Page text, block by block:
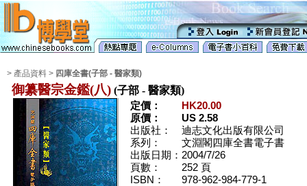
> 產品資料 > 四庫全書(子部 - 醫家類)
御纂醫宗金鑑(八) (子部 - 醫家類)
定價：
HK20.00
原價：
US 2.58
出版社：
迪志文化出版有限公司
系列：
文淵閣四庫全書電子書
出版日期： 2004/7/26
頁數：
252 頁
ISBN：
978-962-984-779-1